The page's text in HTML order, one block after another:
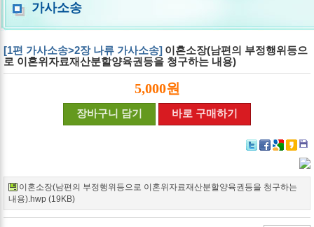
가사소송
[1편 가사소송>2장 나류 가사소송] 이혼소장(남편의 부정행위등으
로 이혼위자료재산분할양육권등을 청구하는 내용)
5,000원
장바구니 담기 바로 구매하기
Google+
이혼소장(남편의 부정행위등으로 이혼위자료재산분할양육권등을 청구하는
내용).hwp (19KB)